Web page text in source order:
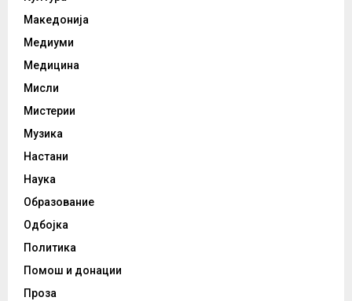
Македонија
Медиуми
Медицина
Мисли
Мистерии
Музика
Настани
Наука
Образование
Одбојка
Политика
Помош и донации
Проза